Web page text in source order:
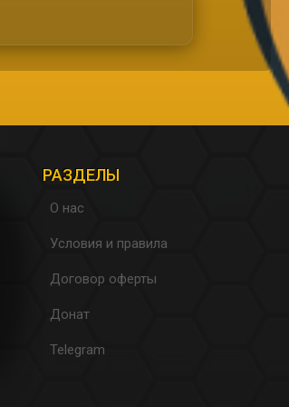
РАЗДЕЛЫ
О нас
Условия и правила
Договор оферты
Донат
Telegram